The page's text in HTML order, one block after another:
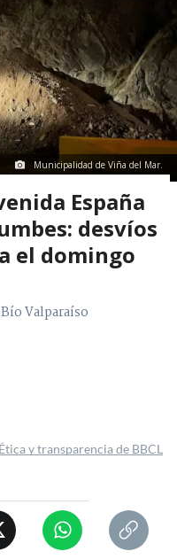
Municipalidad de Viña del Mar.
España
desvíos
el domingo
Valparaíso
Ética y transparencia de BBCL